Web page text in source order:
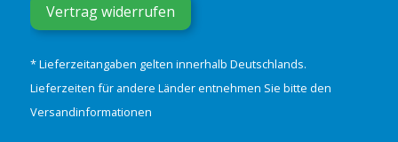
Vertrag widerrufen
* Lieferzeitangaben gelten innerhalb Deutschlands.
Lieferzeiten für andere Länder entnehmen Sie bitte den
Versandinformationen